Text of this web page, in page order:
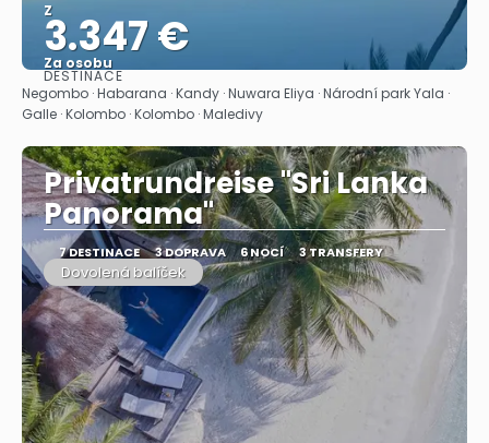
Z
3.347 €
Za osobu
Zobrazit
DESTINACE
Negombo · Habarana · Kandy · Nuwara Eliya · Národní park Yala ·
Galle · Kolombo · Kolombo · Maledivy
Privatrundreise "Sri Lanka
Panorama"
7 DESTINACE 3 DOPRAVA 6 NOCÍ 3 TRANSFERY
Dovolená balíček